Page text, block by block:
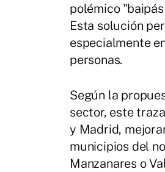
polémico
Esta solución
especialmente
personas.
Según la
sector, este
y Madrid,
municipios del
Manzanares o